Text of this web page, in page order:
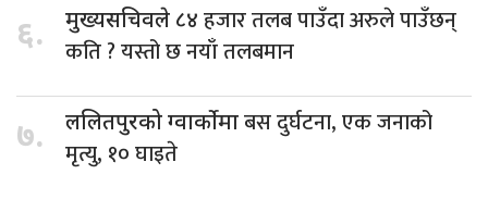
६. मुख्यसचिवले ८४ हजार तलब पाउँदा अरुले पाउँछन्
कति ? यस्तो छ नयाँ तलबमान
७. ललितपुरको ग्वार्कोमाबस दुर्घटना, एक जनाको
मृत्यु, १० घाइते